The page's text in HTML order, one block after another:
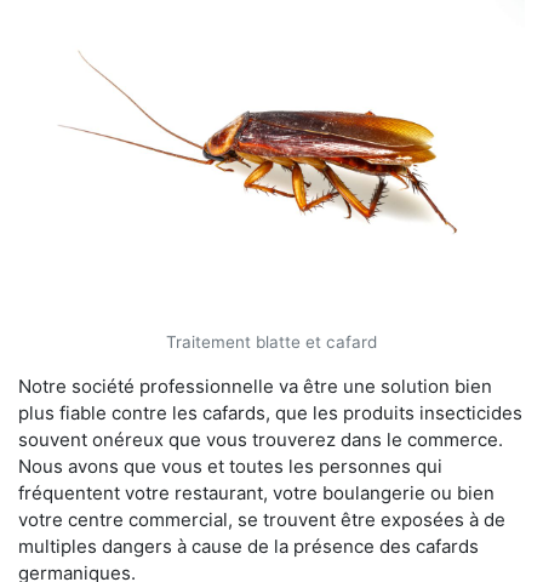
Traitement blatte et cafard
Notre société professionnelle va être une solution bien
plus fiable contre les cafards, que les produits insecticides
souvent onéreux que vous trouverez dans le commerce.
Nous avons que vous et toutes les personnes qui
fréquentent votre restaurant, votre boulangerie ou bien
votre centre commercial, se trouvent être exposées à de
multiples dangers à cause de la présence des cafards
germaniques.